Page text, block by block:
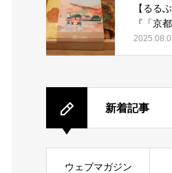
【るる
『「京
とだし
店がオ
中
新着記事
ウェブマガジン